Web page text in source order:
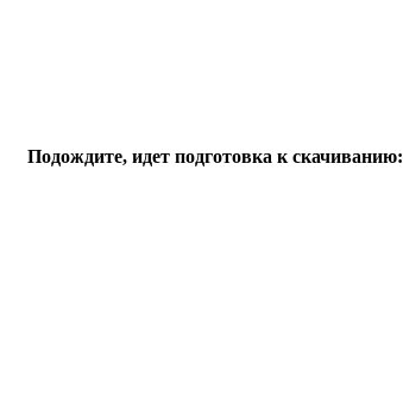
Подождите, идет подготовка к скачиванию: